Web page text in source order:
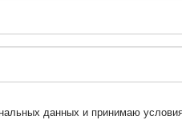
данных и принимаю